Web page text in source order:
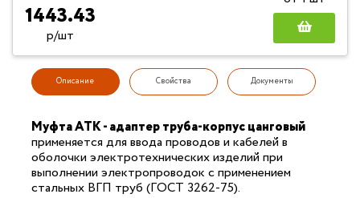
1443.43
р/шт
Описание Свойства Документы
Муфта АТК - адаптер труба-корпус цанговый
применяется для ввода проводов и кабелей в
оболочки электротехнических изделий при
выполнении электропроводок с применением
стальных ВГП труб (ГОСТ 3262-75).